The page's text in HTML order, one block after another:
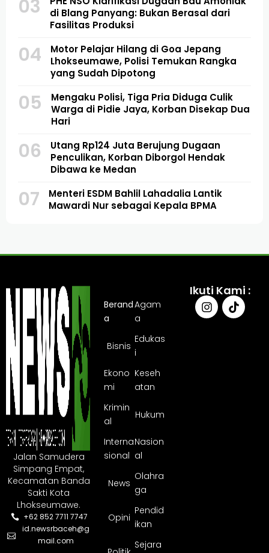
03
di Blang Panyang: Bukan Berasal dari
Fasilitas Produksi
04
Motor Pelajar Hilang di Goa Jepang
Lhokseumawe, Polisi Temukan Rangka
yang Sudah Dipotong
05
Mengaku Polisi, Tiga Pria Diduga Culik
Warga di Pidie Jaya, Korban Disekap Dua
Hari
06
Utang Rp124 Juta Berujung Dugaan
Penculikan, Korban Diborgol Hendak
Dibawa ke Medan
07
Menteri ESDM Bahlil Lahadalia Lantik
Mawardi Nur sebagai Kepala BPMA
Jalan Samudera
Simpang Empat,
Kecamatan Banda
Sakti Kota
Lhokseumawe.
+62 852 7711 7747
id.newsrbaceh@g
mail.com
Berand
a
Agam
a
Bisnis
Edukas
i
Ekono
mi
Keseh
atan
Krimin
al
Hukum
Interna
sional
Nasion
al
News
Olahra
ga
Opini
Pendid
ikan
Sejara
Ikuti Kami :